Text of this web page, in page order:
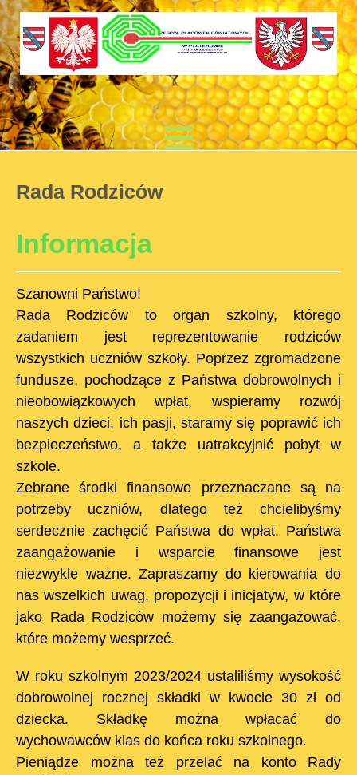
Rada Rodziców
Informacja
Szanowni Państwo!
Rada Rodziców to organ szkolny, którego
zadaniem jest reprezentowanie rodziców
wszystkich uczniów szkoły. Poprzez zgromadzone
fundusze, pochodzące z Państwa dobrowolnych i
nieobowiązkowych wpłat, wspieramy rozwój
naszych dzieci, ich pasji, staramy się poprawić ich
bezpieczeństwo, a także uatrakcyjnić pobyt w
szkole.
Zebrane środki finansowe przeznaczane są na
potrzeby uczniów, dlatego też chcielibyśmy
serdecznie zachęcić Państwa do wpłat. Państwa
zaangażowanie i wsparcie finansowe jest
niezwykle ważne. Zapraszamy do kierowania do
nas wszelkich uwag, propozycji i inicjatyw, w które
jako Rada Rodziców możemy się zaangażować,
które możemy wesprzeć.
W roku szkolnym 2023/2024 ustaliliśmy wysokość
dobrowolnej rocznej składki w kwocie 30 zł od
dziecka. Składkę można wpłacać do
wychowawców klas do końca roku szkolnego.
Pieniądze można też przelać na konto Rady